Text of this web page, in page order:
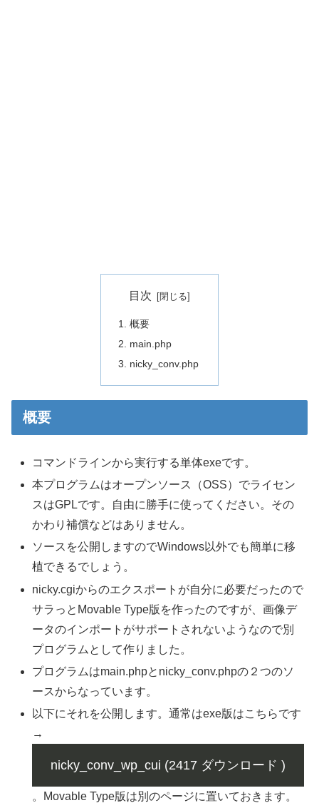
目次
概要
main.php
nicky_conv.php
概要
コマンドラインから実行する単体exeです。
本プログラムはオープンソース（OSS）でライセン
スはGPLです。自由に勝手に使ってください。その
かわり補償などはありません。
ソースを公開しますのでWindows以外でも簡単に移
植できるでしょう。
nicky.cgiからのエクスポートが自分に必要だったので
サラっとMovable Type版を作ったのですが、画像デ
ータのインポートがサポートされないようなので別
プログラムとして作りました。
プログラムはmain.phpとnicky_conv.phpの２つのソ
ースからなっています。
以下にそれを公開します。通常はexe版はこちらです
→
nicky_conv_wp_cui (2417 ダウンロード )
。Movable Type版は別のページに置いておきます。